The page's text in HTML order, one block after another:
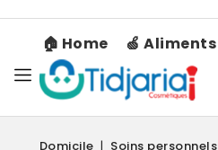
🏠 Home 🍏 Aliments
Domicile Soins personnels